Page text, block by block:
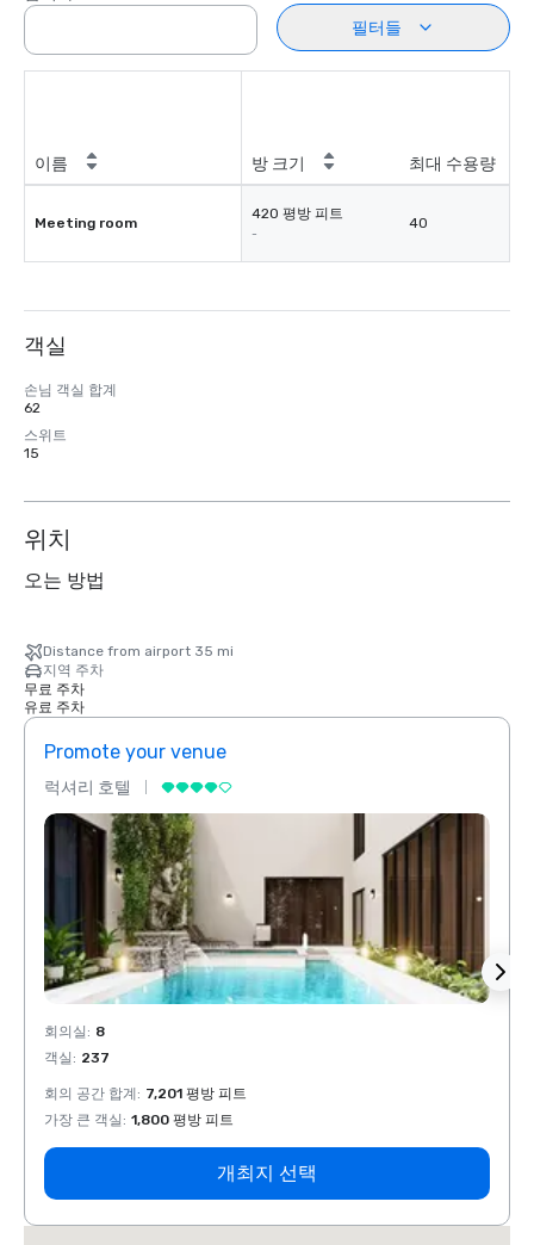
필터들
이름 방 크기 최대 수용량
Meeting room
420 평방 피트
-
40
객실
손님 객실 합계
62
스위트
15
위치
오는 방법
Distance from airport 35 mi
지역 주차
무료 주차
유료 주차
Promote your venue
럭셔리 호텔
회의실 : 8
객실 : 237
회의 공간 합계 : 7,201 평방 피트
가장 큰 객실 : 1,800 평방 피트
개최지 선택